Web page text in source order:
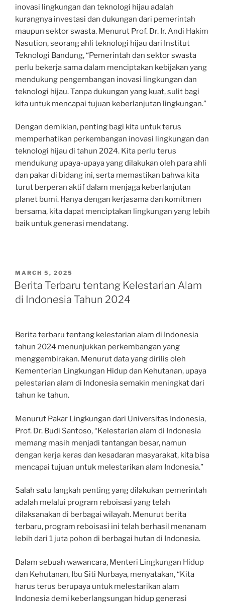
inovasi lingkungan dan teknologi hijau adalah
kurangnya investasi dan dukungan dari pemerintah
maupun sektor swasta. Menurut Prof. Dr. Ir. Andi Hakim
Nasution, seorang ahli teknologi hijau dari Institut
Teknologi Bandung, “Pemerintah dan sektor swasta
perlu bekerja sama dalam menciptakan kebijakan yang
mendukung pengembangan inovasi lingkungan dan
teknologi hijau. Tanpa dukungan yang kuat, sulit bagi
kita untuk mencapai tujuan keberlanjutan lingkungan.”
Dengan demikian, penting bagi kita untuk terus
memperhatikan perkembangan inovasi lingkungan dan
teknologi hijau di tahun 2024. Kita perlu terus
mendukung upaya-upaya yang dilakukan oleh para ahli
dan pakar di bidang ini, serta memastikan bahwa kita
turut berperan aktif dalam menjaga keberlanjutan
planet bumi. Hanya dengan kerjasama dan komitmen
bersama, kita dapat menciptakan lingkungan yang lebih
baik untuk generasi mendatang.
POSTED
ON
MARCH 5, 2025
Berita Terbaru tentang Kelestarian Alam
di Indonesia Tahun 2024
Berita terbaru tentang kelestarian alam di Indonesia
tahun 2024 menunjukkan perkembangan yang
menggembirakan. Menurut data yang dirilis oleh
Kementerian Lingkungan Hidup dan Kehutanan, upaya
pelestarian alam di Indonesia semakin meningkat dari
tahun ke tahun.
Menurut Pakar Lingkungan dari Universitas Indonesia,
Prof. Dr. Budi Santoso, “Kelestarian alam di Indonesia
memang masih menjadi tantangan besar, namun
dengan kerja keras dan kesadaran masyarakat, kita bisa
mencapai tujuan untuk melestarikan alam Indonesia.”
Salah satu langkah penting yang dilakukan pemerintah
adalah melalui program reboisasi yang telah
dilaksanakan di berbagai wilayah. Menurut berita
terbaru, program reboisasi ini telah berhasil menanam
lebih dari 1 juta pohon di berbagai hutan di Indonesia.
Dalam sebuah wawancara, Menteri Lingkungan Hidup
dan Kehutanan, Ibu Siti Nurbaya, menyatakan, “Kita
harus terus berupaya untuk melestarikan alam
Indonesia demi keberlangsungan hidup generasi